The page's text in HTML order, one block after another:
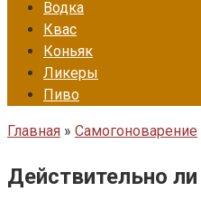
Водка
Квас
Коньяк
Ликеры
Пиво
Главная » Самогоноварение
Действительно